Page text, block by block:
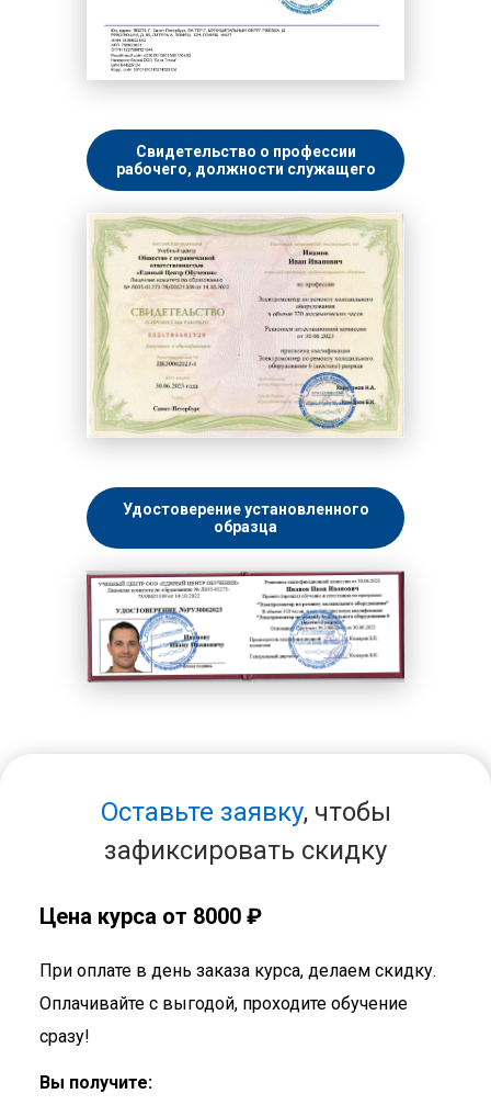
Свидетельство о профессии
рабочего, должности служащего
Удостоверение установленного
образца
Оставьте заявку, чтобы
зафиксировать скидку
Цена курса от 8000 ₽
При оплате в день заказа курса, делаем скидку.
Оплачивайте с выгодой, проходите обучение
сразу!
Вы получите: